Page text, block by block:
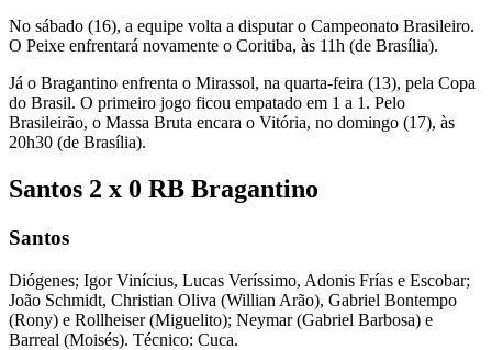
No sábado (16), a equipe volta a disputar o Campeonato Brasileiro.
O Peixe enfrentará novamente o Coritiba, às 11h (de Brasília).
Já o Bragantino enfrenta o Mirassol, na quarta-feira (13), pela Copa
do Brasil. O primeiro jogo ficou empatado em 1 a 1. Pelo
Brasileirão, o Massa Bruta encara o Vitória, no domingo (17), às
20h30 (de Brasília).
Santos 2 x 0 RB Bragantino
Santos
Diógenes; Igor Vinícius, Lucas Veríssimo, Adonis Frías e Escobar;
João Schmidt, Christian Oliva (Willian Arão), Gabriel Bontempo
(Rony) e Rollheiser (Miguelito); Neymar (Gabriel Barbosa) e
Barreal (Moisés). Técnico: Cuca.